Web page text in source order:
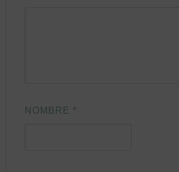
NOMBRE *